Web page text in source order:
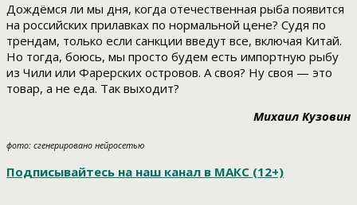
Дождёмся ли мы дня, когда отечественная рыба появится
на российских прилавках по нормальной цене? Судя по
трендам, только если санкции введут все, включая Китай.
Но тогда, боюсь, мы просто будем есть импортную рыбу
из Чили или Фарерских островов. А своя? Ну своя — это
товар, а не еда. Так выходит?
Михаил Кузовин
фото: сгенерировано нейросетью
Подписывайтесь на наш канал в МАКС (12+)